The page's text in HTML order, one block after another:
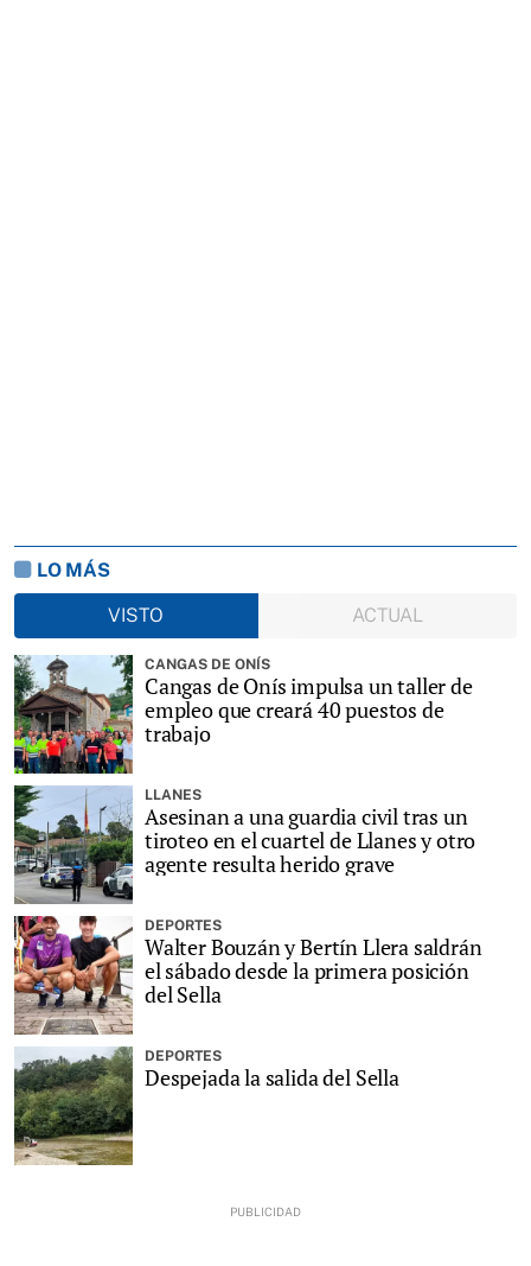
LO MÁS
VISTO
ACTUAL
CANGAS DE ONÍS
Cangas de Onís impulsa un taller de
empleo que creará 40 puestos de
trabajo
LLANES
Asesinan a una guardia civil tras un
tiroteo en el cuartel de Llanes y otro
agente resulta herido grave
DEPORTES
Walter Bouzán y Bertín Llera saldrán
el sábado desde la primera posición
del Sella
DEPORTES
Despejada la salida del Sella